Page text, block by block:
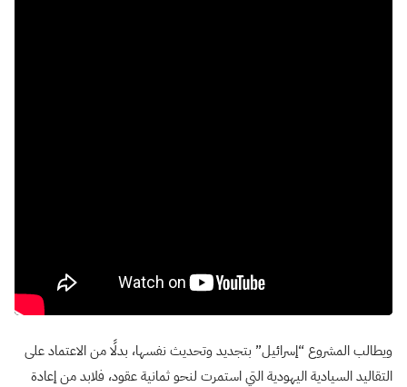
ويطالب المشروع “إسرائيل” بتجديد وتحديث نفسها، بدلًا من الاعتماد على
التقاليد السيادية اليهودية التي استمرت لنحو ثمانية عقود، فلابد من إعادة